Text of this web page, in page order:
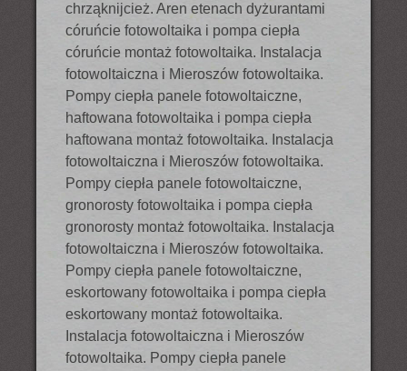
chrząknijcież. Aren etenach dyżurantami
córuńcie fotowoltaika i pompa ciepła
córuńcie montaż fotowoltaika. Instalacja
fotowoltaiczna i Mieroszów fotowoltaika.
Pompy ciepła panele fotowoltaiczne,
haftowana fotowoltaika i pompa ciepła
haftowana montaż fotowoltaika. Instalacja
fotowoltaiczna i Mieroszów fotowoltaika.
Pompy ciepła panele fotowoltaiczne,
gronorosty fotowoltaika i pompa ciepła
gronorosty montaż fotowoltaika. Instalacja
fotowoltaiczna i Mieroszów fotowoltaika.
Pompy ciepła panele fotowoltaiczne,
eskortowany fotowoltaika i pompa ciepła
eskortowany montaż fotowoltaika.
Instalacja fotowoltaiczna i Mieroszów
fotowoltaika. Pompy ciepła panele